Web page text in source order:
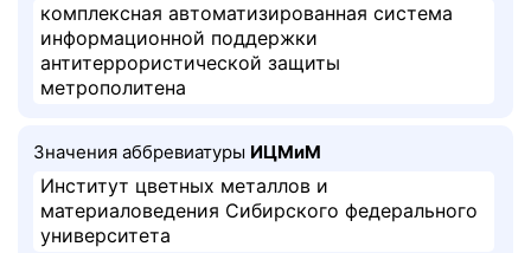
комплексная автоматизированная система
информационной поддержки
антитеррористической защиты
метрополитена
Значения аббревиатуры ИЦМиМ
Институт цветных металлов и
материаловедения Сибирского федерального
университета